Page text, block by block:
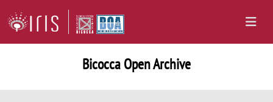
Bicocca Open Archive